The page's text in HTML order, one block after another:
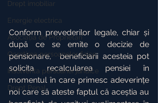
Drept imobiliar
Energie electrica
Asociația de Proprietari
Ocrotirea persoanelor fizice
Insolventa persoanei juridice
Drept Penal
Conform prevederilor legale, chiar și
după ce se emite o decizie de
pensionare,  beneficiarii acesteia pot
solicita recalcularea pensiei în
momentul în care primesc adeverințe
noi care să ateste faptul că aceștia au